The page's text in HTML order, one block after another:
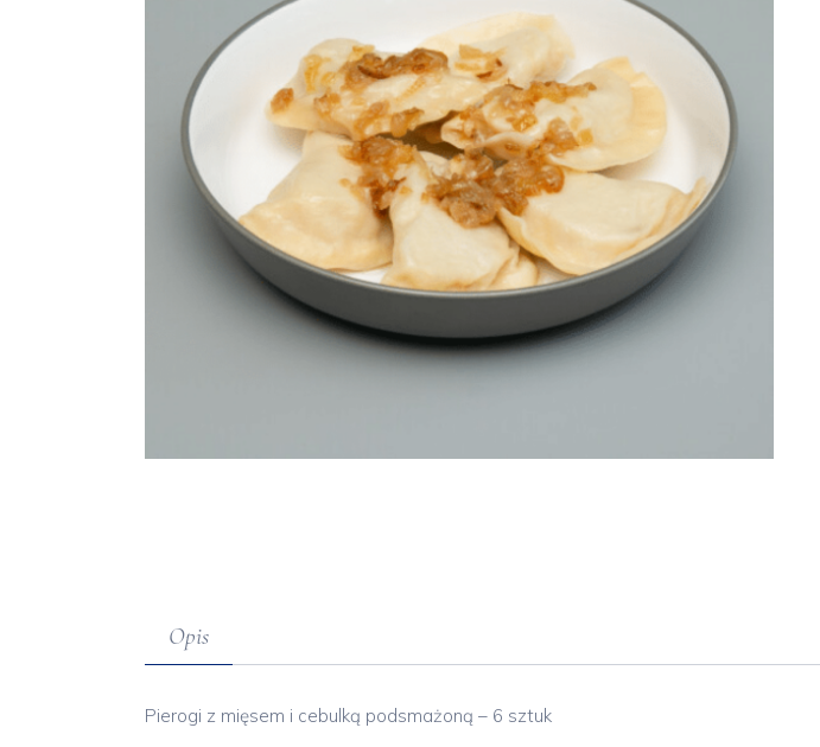
Opis
Pierogi z mięsem i cebulką podsmażoną – 6 sztuk